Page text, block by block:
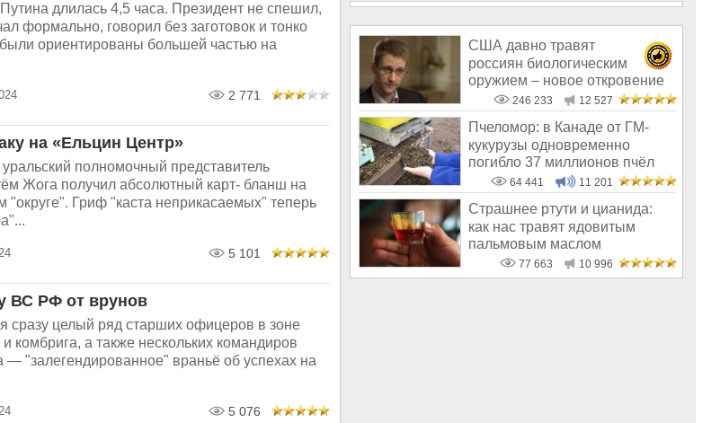
длилась 4,5 часа. Президент не спешил,
формально, говорил без заготовок и тонко
ориентированы большей частью на
2 771
на «Ельцин Центр»
полномочный представитель
Жога получил абсолютный карт- бланш на
"округе". Гриф "каста неприкасаемых" теперь
5 101
ВС РФ от врунов
сразу целый ряд старших офицеров в зоне
а также нескольких командиров
"залегендированное" враньё об успехах на
5 076
США давно травят
россиян биологическим
оружием – новое откровение
Эдварда Сноудена
246 233 12 527
Пчеломор: в Канаде от ГМ-
кукурузы одновременно
погибло 37 миллионов пчёл
64 441 11 201
Страшнее ртути и цианида:
как нас травят ядовитым
пальмовым маслом
77 663 10 996